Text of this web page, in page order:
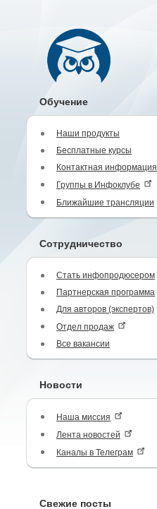
Обучение
Наши продукты
Бесплатные курсы
Контактная информация
Группы в Инфоклубе
Ближайшие трансляции
Сотрудничество
Стать инфопродюсером
Партнерская программа
Для авторов (экспертов)
Отдел продаж
Все вакансии
Новости
Наша миссия
Лента новостей
Каналы в Телеграм
Свежие посты